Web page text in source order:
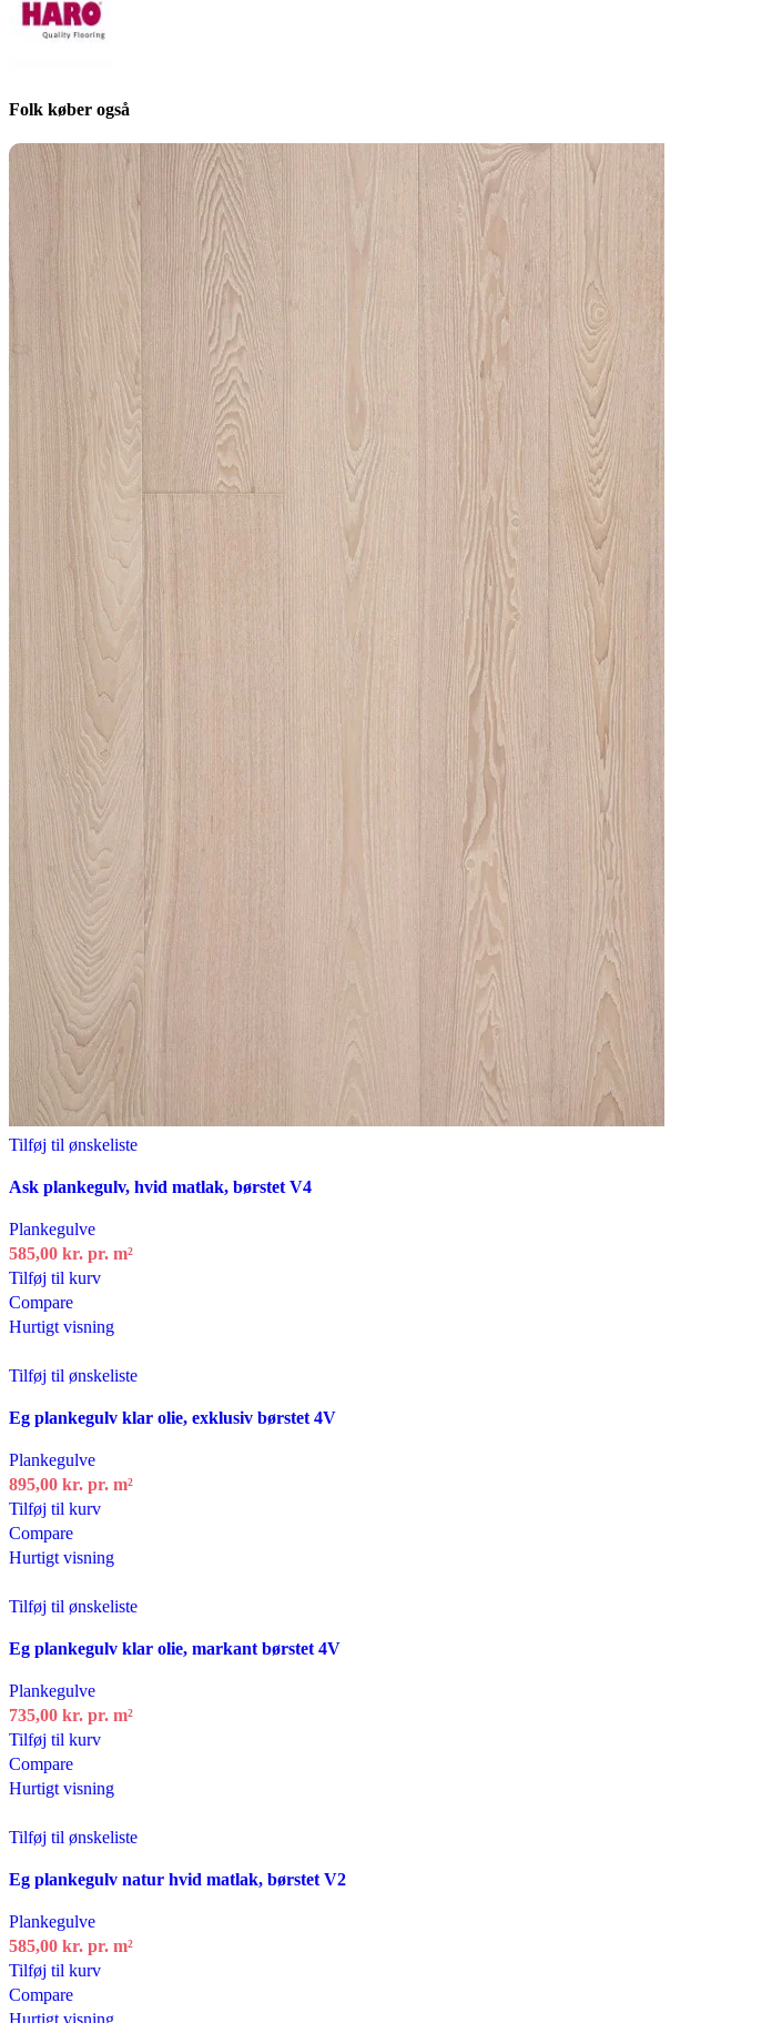
Folk køber også
Tilføj til ønskeliste
Ask plankegulv, hvid matlak, børstet V4
Plankegulve
585,00 kr. pr. m²
Tilføj til kurv
Compare
Hurtigt visning
Tilføj til ønskeliste
Eg plankegulv klar olie, exklusiv børstet 4V
Plankegulve
895,00 kr. pr. m²
Tilføj til kurv
Compare
Hurtigt visning
Tilføj til ønskeliste
Eg plankegulv klar olie, markant børstet 4V
Plankegulve
735,00 kr. pr. m²
Tilføj til kurv
Compare
Hurtigt visning
Tilføj til ønskeliste
Eg plankegulv natur hvid matlak, børstet V2
Plankegulve
585,00 kr. pr. m²
Tilføj til kurv
Compare
Hurtigt visning